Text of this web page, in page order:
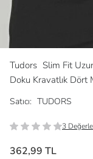
Tudors Slim Fit
Doku Kravatlık Dört
Satıcı: TUDORS
3
362,99 TL